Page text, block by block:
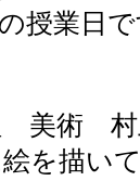
授業日
美術 村
を描い